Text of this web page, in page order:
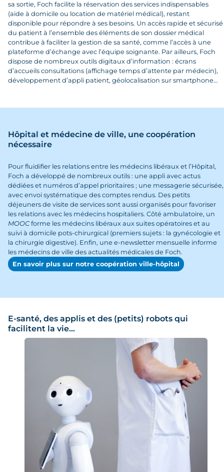
sa sortie, Foch facilite la réservation des services indispensables
(aide à domicile ou location de matériel médical), restant
disponible pour répondre à ses besoins. Un accès rapide et sécurisé
du patient à l’ensemble des éléments de son dossier médical
contribue à faciliter la gestion de sa santé, comme l’accès à une
plateforme d’échange avec l’équipe soignante. Par ailleurs, Foch
dispose de nombreux outils digitaux d’information : écrans
d’accueils consultations (affichage temps d’attente par médecin),
développement d’appli patient, géolocalisation sur smartphone…
Hôpital et médecine de ville, une coopération
nécessaire
Pour fluidifier les relations entre les médecins libéraux et l’Hôpital,
Foch a développé de nombreux outils : une appli avec actus
dédiées et numéros d’appel prioritaires ; une messagerie sécurisée,
avec envoi systématique des comptes rendus. Des petits
déjeuners de visite de services sont aussi organisés pour favoriser
les relations avec les médecins hospitaliers. Côté ambulatoire, un
MOOCforme les médecins libéraux aux suites opératoires et au
suivi à domicile pots-chirurgical (premiers sujets : la gynécologie et
la chirurgie digestive). Enfin, une e-newsletter mensuelle informe
les médecins de ville des actualités médicales de Foch.
En savoir plus sur notre coopération ville-hôpital
E-santé, des applis et des (petits) robots qui
facilitent la vie…